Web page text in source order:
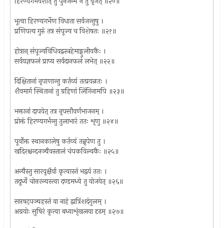
भूत्वा हिरण्यगर्भेण विधाता सर्वजन्तुषु ।
प्रणिपत्य गुरुं तत्र संपूज्य च विशेषतः ॥२१॥
होत्रान् संपूज्यविधिवद्वस्त्रहेमाङ्गुलीयकैः ।
सर्वयज्ञफलं प्राप्य सर्वदानफलं लभेत् ॥२२॥
दिक्षितानां नृपाणान्तु कर्तव्यं तत्प्रयत्नतः ।
शैवमार्ग स्थितानां तु ग्रहिणां लिंगिनामपि ॥२३॥
भक्तानां दापयेत् तत्र नृपसौवर्णभाजनम् ।
प्रोक्तं हिरण्यगर्भन्तु तुलाभारं ततः शृणु ॥२४॥
पूर्वोक्त स्थानकालेषु कर्तव्यं तन्नृपेण तु ।
खदिरश्चन्दनञ्चैवस्तालं चंपकविल्वकैः ॥२५॥
अन्यैस्तु सारवृक्षैर्वा कृत्वास्तं भद्वयं ततः ।
तदूर्ध्वे चोत्तरन्यस्त्वा दण्डमध्ये तु योजयेत् ॥२६॥
सप्तषट्पञ्चहस्तं वा नाहं द्वात्रिंशदंगुलम् ।
अग्रयोः सुषिरं कृत्वा बध्वाशृंखलया दृढम् ॥२७॥